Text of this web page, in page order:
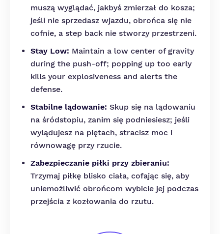
muszą wyglądać, jakbyś zmierzał do kosza;
jeśli nie sprzedasz wjazdu, obrońca się nie
cofnie, a step back nie stworzy przestrzeni.
Stay Low: Maintain a low center of gravity
during the push-off; popping up too early
kills your explosiveness and alerts the
defense.
Stabilne lądowanie: Skup się na lądowaniu
na śródstopiu, zanim się podniesiesz; jeśli
wylądujesz na piętach, stracisz moc i
równowagę przy rzucie.
Zabezpieczanie piłki przy zbieraniu:
Trzymaj piłkę blisko ciała, cofając się, aby
uniemożliwić obrońcom wybicie jej podczas
przejścia z kozłowania do rzutu.